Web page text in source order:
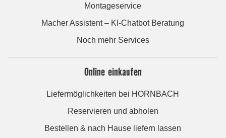
Montageservice
Macher Assistent – KI-Chatbot Beratung
Noch mehr Services
Online einkaufen
Liefermöglichkeiten bei HORNBACH
Reservieren und abholen
Bestellen & nach Hause liefern lassen